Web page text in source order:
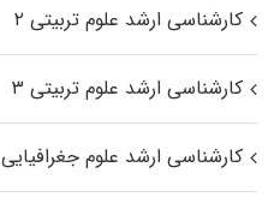
کارشناسی ارشد علوم تربیتی ۲
کارشناسی ارشد علوم تربیتی ۳
کارشناسی ارشد علوم جغرافیایی